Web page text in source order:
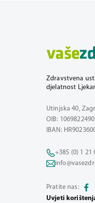
Zdravstvena
djelatnost
Utinjska 40,
OIB:
IBAN:
+385 (0) 1 21
Pratite nas:
Uvjeti